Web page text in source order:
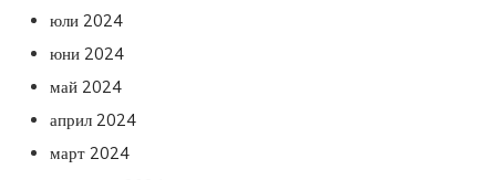
юли 2024
юни 2024
май 2024
април 2024
март 2024